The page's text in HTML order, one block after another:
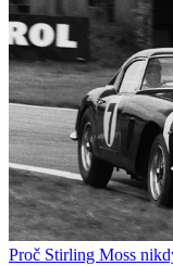
Proč Stirling Moss